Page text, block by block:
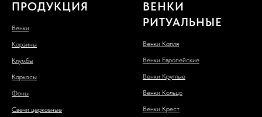
ПРОДУКЦИЯ
Венки
Корзины
Клумбы
Каркасы
Фоны
Свечи церковные
ВЕНКИ
РИТУАЛЬНЫЕ
Венки Капля
Венки Европейские
Венки Круглые
Венки Кольцо
Венки Крест